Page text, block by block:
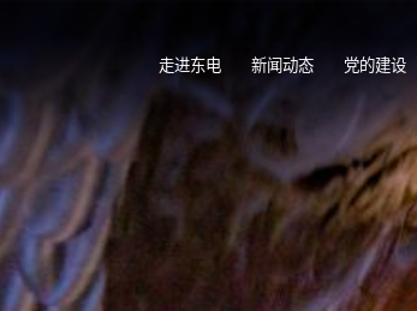
走进东电 新闻动态 党的建设